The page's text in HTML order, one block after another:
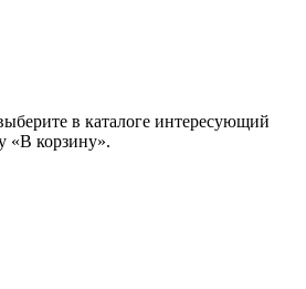
в каталоге интересующий
«В корзину».